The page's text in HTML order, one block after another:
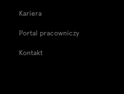
Kariera
Portal pracowniczy
Kontakt